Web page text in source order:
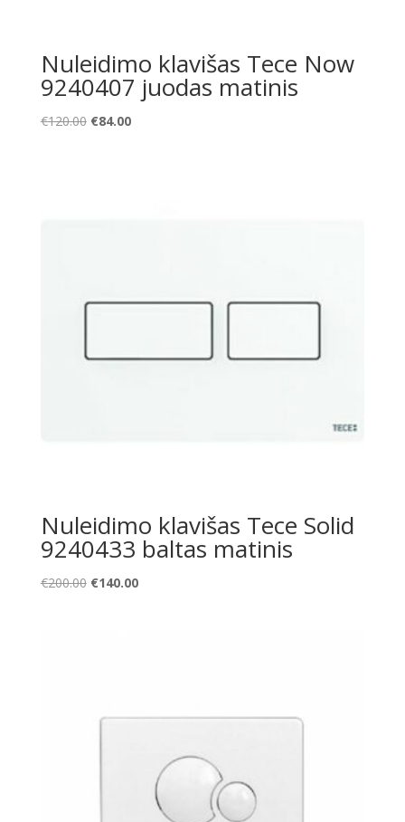
Nuleidimo klavišas Tece Now
9240407 juodas matinis
€120.00 Original
€84.00Current
Nuleidimo klavišas Tece Solid
9240433 baltas matinis
€200.00 Original
€140.00Current